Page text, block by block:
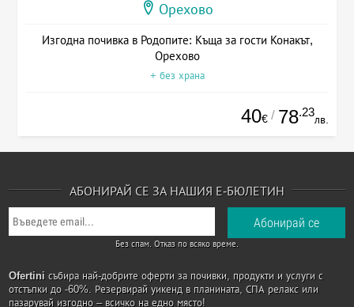
Орехово
Изгодна почивка в Родопите: Къща за гости Конакът,
Орехово
+ без храна
40€ / 78.23
лв.
АБОНИРАЙ СЕ ЗА НАШИЯ Е-БЮЛЕТИН
Без спам. Отказ по всяко време.
Ofertini събира най-добрите оферти за почивки, продукти и услуги с
отстъпки до -60%. Резервирай уикенд в планината, СПА релакс или
пазарувай изгодно – всичко на едно място!